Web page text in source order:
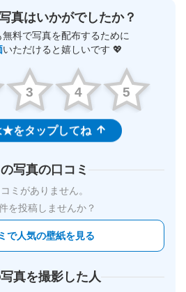
真はいかがでしたか？
無料で写真を配布するために
いただけると嬉しいです 💖
3 4 5
★をタップしてね
写真の口コミ
ミがありません。
を投稿しませんか？
で人気の壁紙を見る
真を撮影した人